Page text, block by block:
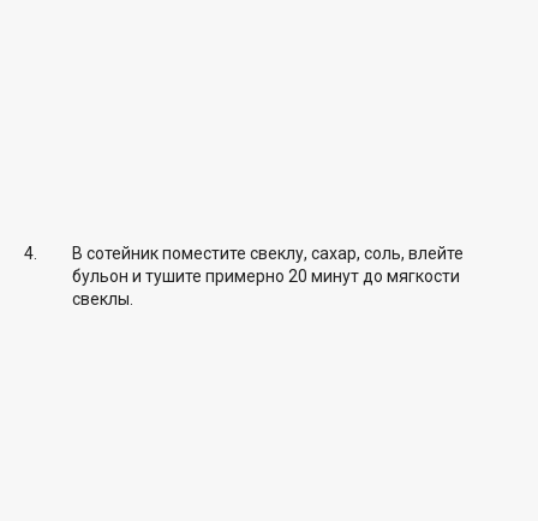
В сотейник поместите свеклу, сахар, соль, влейте
бульон и тушите примерно 20 минут до мягкости
свеклы.